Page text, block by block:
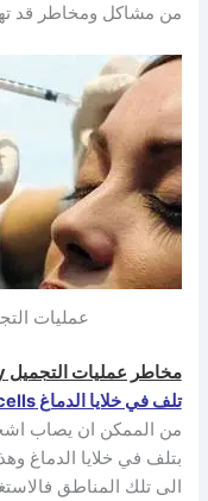
من مشاكل ومخاطر قد
عمليات
مخاطر عمليات التجميل Risks of cosmetic surgery
تلف في خلايا الدماغ Damage to brain cells
من الممكن ان يصاب
بتلف في خلايا الدماغ
الى تلك المناطق